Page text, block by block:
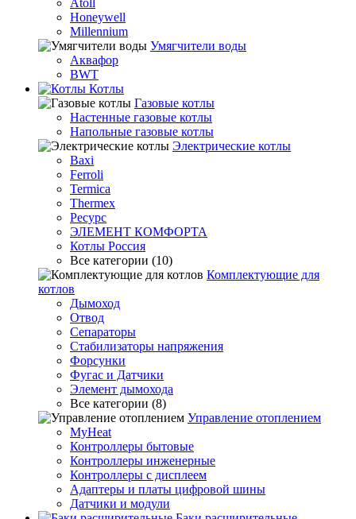
Atoll
Honeywell
Millennium
Умягчители воды
Аквафор
BWT
Котлы
Гaзовые котлы
Настенные газовые котлы
Напольные газовые котлы
Электрические котлы
Baxi
Ferroli
Termica
Thermex
Ресурс
ЭЛЕМЕНТ КОМФОРТА
Котлы Россия
Все категории (10)
Комплектующие для
котлов
Дымоход
Отвод
Сепараторы
Стабилизаторы напряжения
Форсунки
Фугас и Датчики
Элемент дымохода
Все категории (8)
Управление отоплением
MyHeat
Контроллеры бытовые
Контроллеры инженерные
Контроллеры с дисплеем
Адаптеры и платы цифровой шины
Датчики и модули